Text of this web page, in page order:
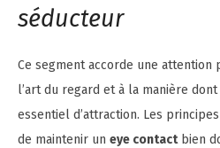
séducteur
Ce segment accorde une attention
l’art du regard et à la manière
essentiel d’attraction. Les
de maintenir un eye contactbien